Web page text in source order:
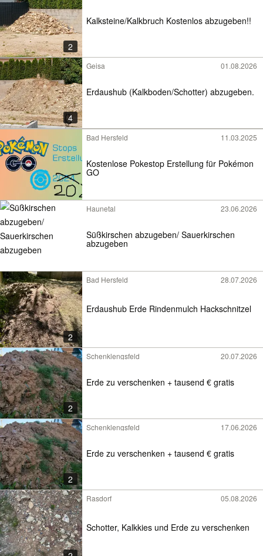
2
Kalksteine/Kalkbruch Kostenlos abzugeben!!
4
Geisa 01.08.2026
Erdaushub (Kalkboden/Schotter) abzugeben.
Bad Hersfeld 11.03.2025
Kostenlose Pokestop Erstellung für Pokémon
GO
Haunetal 23.06.2026
Süßkirschen abzugeben/ Sauerkirschen
abzugeben
2
Bad Hersfeld 28.07.2026
Erdaushub Erde Rindenmulch Hackschnitzel
2
Schenklengsfeld 20.07.2026
Erde zu verschenken + tausend € gratis
2
Schenklengsfeld 17.06.2026
Erde zu verschenken + tausend € gratis
Rasdorf 05.08.2026
Schotter, Kalkkies und Erde zu verschenken